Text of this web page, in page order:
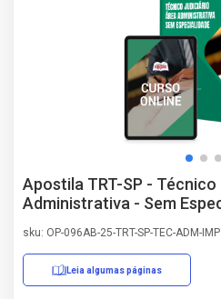
Apostila TRT-SP -
Administrativa - Sem
sku: OP-096AB-25-TRT-SP-TEC-ADM-IMP
Leia algumas páginas